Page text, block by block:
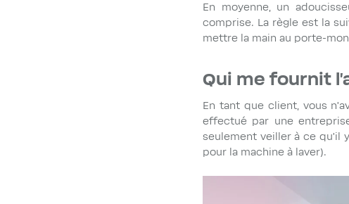
En moyenne, un
comprise. La règle est la
mettre la main au porte-
Qui me fournit
En tant que client, vous
effectué par une
seulement veiller à ce qu'il
pour la machine à laver).